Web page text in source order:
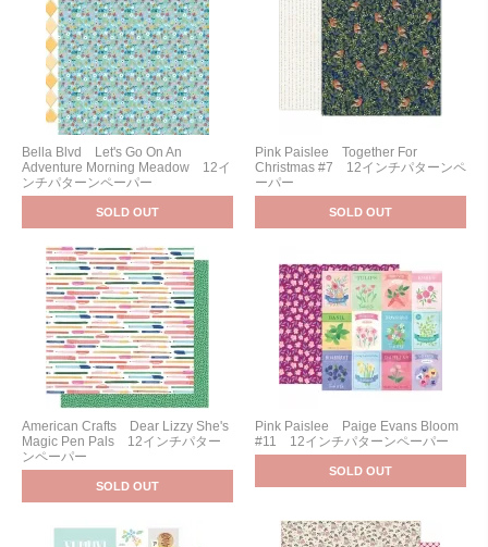
Bella Blvd Let's Go On An
Adventure Morning Meadow 12イ
ンチパターンペーパー
SOLD OUT
Pink Paislee Together For
Christmas #7 12インチパターンペ
ーパー
SOLD OUT
American Crafts Dear Lizzy She's
Magic Pen Pals 12インチパター
ンペーパー
SOLD OUT
Pink Paislee Paige Evans Bloom
#11 12インチパターンペーパー
SOLD OUT